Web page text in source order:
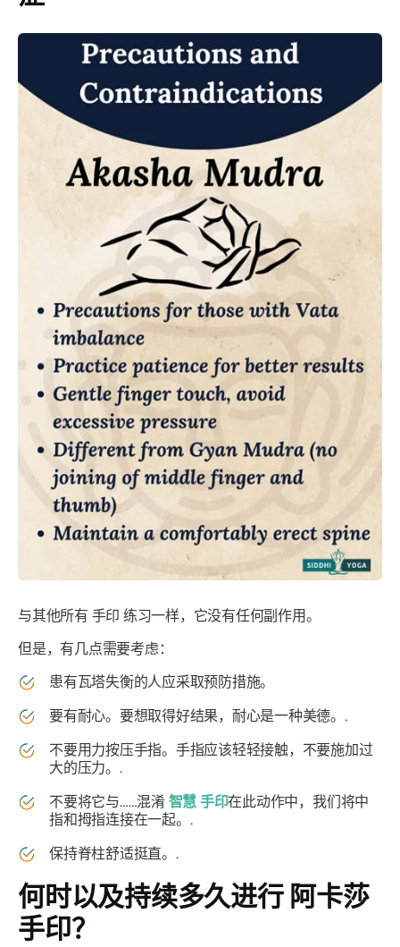
与其他所有 手印 练习一样，它没有任何副作用。
但是，有几点需要考虑：
患有瓦塔失衡的人应采取预防措施。
要有耐心。要想取得好结果，耐心是一种美德。.
不要用力按压手指。手指应该轻轻接触，不要施加过
大的压力。.
不要将它与……混淆 智慧 手印在此动作中，我们将中
指和拇指连接在一起。.
保持脊柱舒适挺直。.
何时以及持续多久进行 阿卡莎
手印？